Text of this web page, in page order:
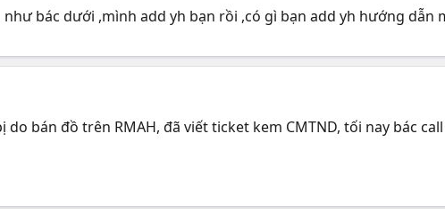
bác dưới ,mình add yh bạn rồi ,có gì bạn add yh hướng dẫn
do bán đồ trên RMAH, đã viết ticket kem CMTND, tối nay bác